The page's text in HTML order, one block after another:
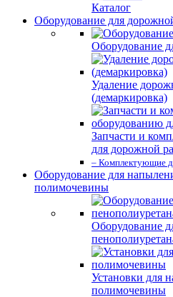
Каталог
Оборудование для
Оборудование
Удаление
(демаркировка)
Запчасти и
для дорожной
– Комплектующие
Оборудование для
полимочевины
Оборудование
Установки для
полимочевины